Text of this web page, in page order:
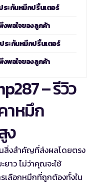
ระกันหมึกปริ้นเตอร์
งพอใจของลูกค้า
ระกันหมึกปริ้นเตอร์
งพอใจของลูกค้า
– รีวิว
าหมึก
ง
นสิ่งสำคัญที่ส่งผลโดยตรง
าว ไม่ว่าคุณจะใช้
เลือกหมึกที่ถูกต้องทั้งใน